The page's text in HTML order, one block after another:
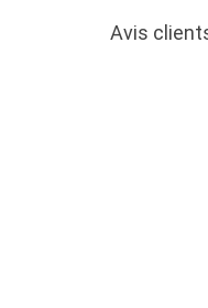
Avis